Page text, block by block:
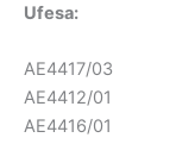
Ufesa:
AE4417/03
AE4412/01
AE4416/01